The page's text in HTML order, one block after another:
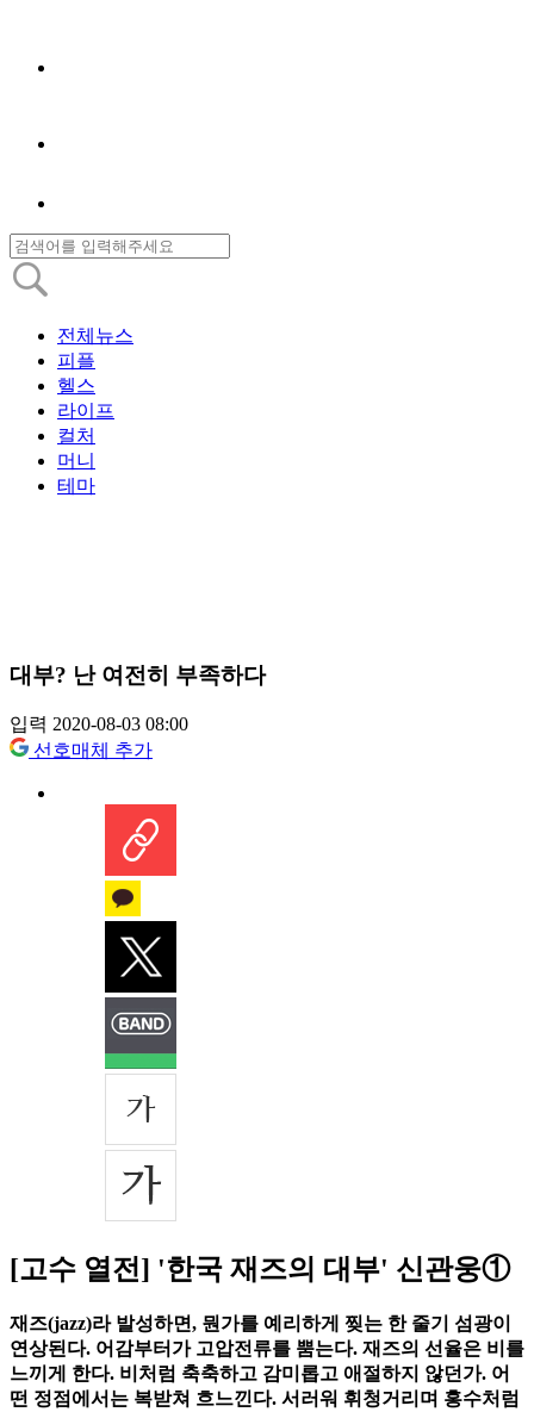
전체뉴스
피플
헬스
라이프
컬처
머니
테마
대부? 난 여전히 부족하다
입력 2020-08-03 08:00
선호매체 추가
[고수 열전] '한국 재즈의 대부' 신관웅①
재즈(jazz)라 발성하면, 뭔가를 예리하게 찢는 한 줄기 섬광이
연상된다. 어감부터가 고압전류를 뿜는다. 재즈의 선율은 비를
느끼게 한다. 비처럼 축축하고 감미롭고 애절하지 않던가. 어
떤 정점에서는 복받쳐 흐느낀다. 서러워 휘청거리며 홍수처럼